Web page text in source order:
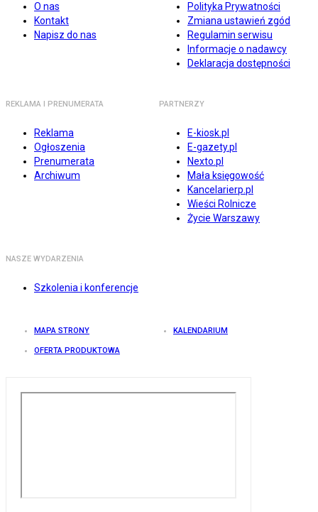
O nas
Kontakt
Napisz do nas
Polityka Prywatności
Zmiana ustawień zgód
Regulamin serwisu
Informacje o nadawcy
Deklaracja dostępności
REKLAMA I PRENUMERATA
Reklama
Ogłoszenia
Prenumerata
Archiwum
PARTNERZY
E-kiosk.pl
E-gazety.pl
Nexto.pl
Mała księgowość
Kancelarierp.pl
Wieści Rolnicze
Życie Warszawy
NASZE WYDARZENIA
Szkolenia i konferencje
MAPA STRONY KALENDARIUM
OFERTA PRODUKTOWA